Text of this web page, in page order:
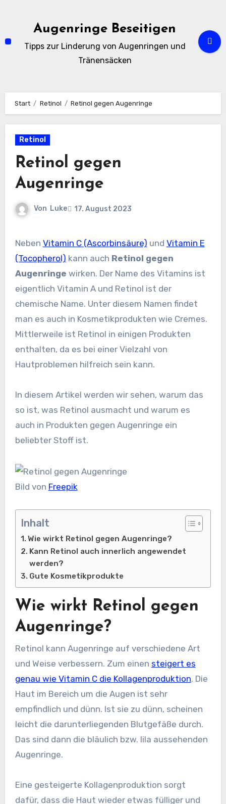
Augenringe Beseitigen
Tipps zur Linderung von Augenringen und
Tränensäcken
Start Retinol Retinol gegen Augenringe
Retinol
Retinol gegen
Augenringe
Von Luke 17. August 2023
Neben Vitamin C (Ascorbinsäure) und Vitamin E
(Tocopherol) kann auch Retinol gegen
Augenringe wirken. Der Name des Vitamins ist
eigentlich Vitamin A und Retinol ist der
chemische Name. Unter diesem Namen findet
man es auch in Kosmetikprodukten wie Cremes.
Mittlerweile ist Retinol in einigen Produkten
enthalten, da es bei einer Vielzahl von
Hautproblemen hilfreich sein kann.
In diesem Artikel werden wir sehen, warum das
so ist, was Retinol ausmacht und warum es
auch in Produkten gegen Augenringe ein
beliebter Stoff ist.
Bild von Freepik
Inhalt
Wie wirkt Retinol gegen Augenringe?
Kann Retinol auch innerlich angewendet
werden?
Gute Kosmetikprodukte
Wie wirkt Retinol gegen
Augenringe?
Retinol kann Augenringe auf verschiedene Art
und Weise verbessern. Zum einen steigert es
genau wie Vitamin C die Kollagenproduktion. Die
Haut im Bereich um die Augen ist sehr
empfindlich und dünn. Ist sie zu dünn, scheinen
leicht die darunterliegenden Blutgefäße durch.
Das sind dann die bläulich bzw. lila aussehenden
Augenringe.
Eine gesteigerte Kollagenproduktion sorgt
dafür, dass die Haut wieder etwas fülliger und